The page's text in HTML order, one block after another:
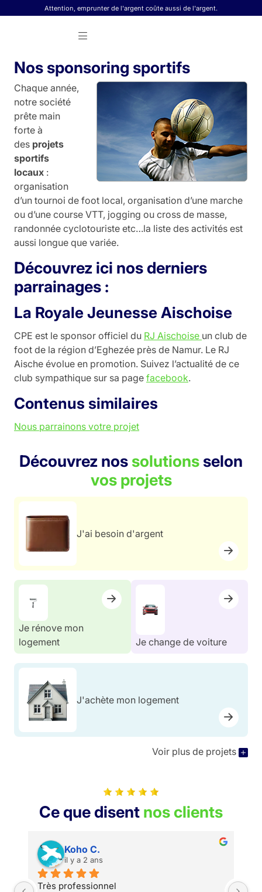
Skip to contentAttention, emprunter de l'argent coûte aussi de l'argent.
Nos sponsoring sportifs
Chaque année,
notre société
prête main
forte à
des projets
sportifs
locaux :
organisation
d’un tournoi de foot local, organisation d’une marche
ou d’une course VTT, jogging ou cross de masse,
randonnée cyclotouriste etc…la liste des activités est
aussi longue que variée.
Découvrez ici nos derniers
parrainages :
La Royale Jeunesse Aischoise
CPE est le sponsor officiel du RJ Aischoise un club de
foot de la région d’Eghezée près de Namur. Le RJ
Aische évolue en promotion. Suivez l’actualité de ce
club sympathique sur sa page facebook.
Contenus similaires
Nous parrainons votre projet
Découvrez nos solutions selon
vos projets
J'ai besoin d'argent
Je rénove mon
logement
Je change de voiture
J'achète mon logement
Voir plus de projets
Ce que disent nos clients
Koho C.
il y a 2 ans
Très professionnel